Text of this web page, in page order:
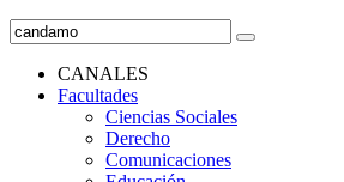
CANALES
Facultades
Ciencias Sociales
Derecho
Comunicaciones